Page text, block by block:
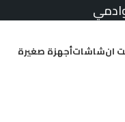
انشاشاتأجهزة صغيرة